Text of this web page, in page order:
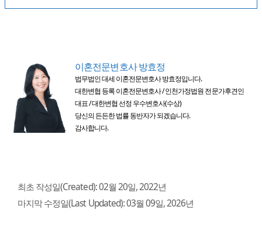
이혼전문변호사 방효정
법무법인 대세 이혼전문변호사 방효정입니다.
대한변협 등록 이혼전문변호사 / 인천가정법원 전문가후견인
대표 / 대한변협 선정 우수변호사(수상)
당신의 든든한 법률 동반자가 되겠습니다.
감사합니다.
최초 작성일(Created):02월 20일, 2022년
마지막 수정일(Last Updated):03월 09일, 2026년